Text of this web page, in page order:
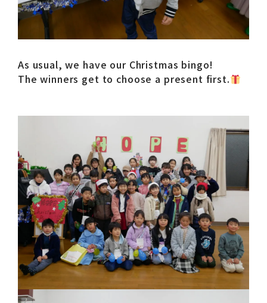
As usual, we have our Christmas bingo!
The winners get to choose a present first.